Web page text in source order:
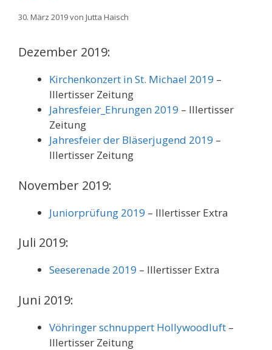
30. März 2019von Jutta Haisch
Dezember 2019:
Kirchenkonzert in St. Michael 2019 –
Illertisser Zeitung
Jahresfeier_Ehrungen 2019 – Illertisser
Zeitung
Jahresfeier der Bläserjugend 2019 –
Illertisser Zeitung
November 2019:
Juniorprüfung 2019 – Illertisser Extra
Juli 2019:
Seeserenade 2019 – Illertisser Extra
Juni 2019:
Vöhringer schnuppert Hollywoodluft –
Illertisser Zeitung